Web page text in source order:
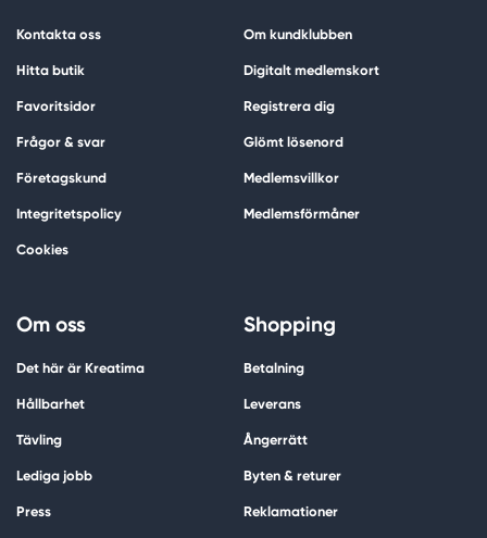
Kontakta oss
Hitta butik
Favoritsidor
Frågor & svar
Företagskund
Integritetspolicy
Cookies
Om kundklubben
Digitalt medlemskort
Registrera dig
Glömt lösenord
Medlemsvillkor
Medlemsförmåner
Om oss
Det här är Kreatima
Hållbarhet
Tävling
Lediga jobb
Press
Shopping
Betalning
Leverans
Ångerrätt
Byten & returer
Reklamationer